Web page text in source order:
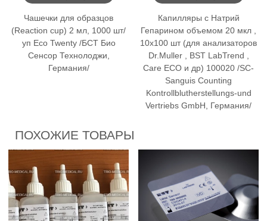
Чашечки для образцов
(Reaction cup) 2 мл, 1000 шт/
уп Eco Twenty /БСТ Био
Сенсор Технолоджи,
Германия/
Капилляры с Натрий
Гепарином объемом 20 мкл ,
10х100 шт (для анализаторов
Dr.Muller , BST LabTrend ,
Care ECO и др) 100020 /SC-
Sanguis Counting
Kontrollblutherstellungs-und
Vertriebs GmbH, Германия/
ПОХОЖИЕ ТОВАРЫ